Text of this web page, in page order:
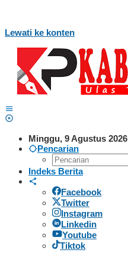
Lewati ke konten
Minggu, 9 Agustus 2026
Pencarian
Indeks Berita
Facebook
Twitter
Instagram
Linkedin
Youtube
Tiktok